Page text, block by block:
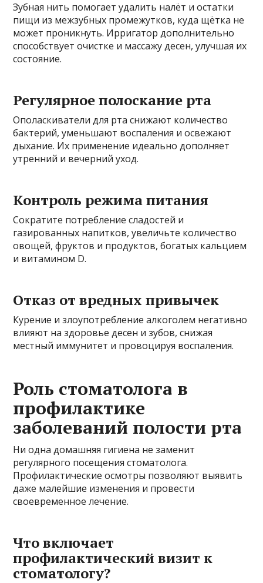
Зубная нить помогает удалить налёт и остатки
пищи из межзубных промежутков, куда щётка не
может проникнуть. Ирригатор дополнительно
способствует очистке и массажу десен, улучшая их
состояние.
Регулярное полоскание рта
Ополаскиватели для рта снижают количество
бактерий, уменьшают воспаления и освежают
дыхание. Их применение идеально дополняет
утренний и вечерний уход.
Контроль режима питания
Сократите потребление сладостей и
газированных напитков, увеличьте количество
овощей, фруктов и продуктов, богатых кальцием
и витамином D.
Отказ от вредных привычек
Курение и злоупотребление алкоголем негативно
влияют на здоровье десен и зубов, снижая
местный иммунитет и провоцируя воспаления.
Роль стоматолога в
профилактике
заболеваний полости рта
Ни одна домашняя гигиена не заменит
регулярного посещения стоматолога.
Профилактические осмотры позволяют выявить
даже малейшие изменения и провести
своевременное лечение.
Что включает
профилактический визит к
стоматологу?